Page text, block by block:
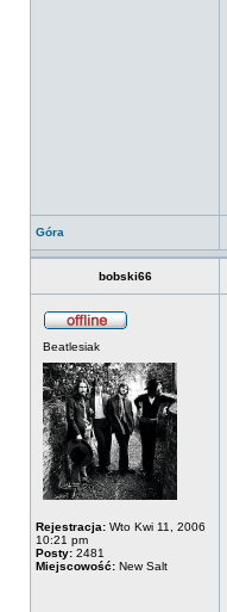
Góra
bobski66
Beatlesiak
Rejestracja: Wto Kwi 11, 2006
10:21 pm
Posty: 2481
Miejscowość: New Salt